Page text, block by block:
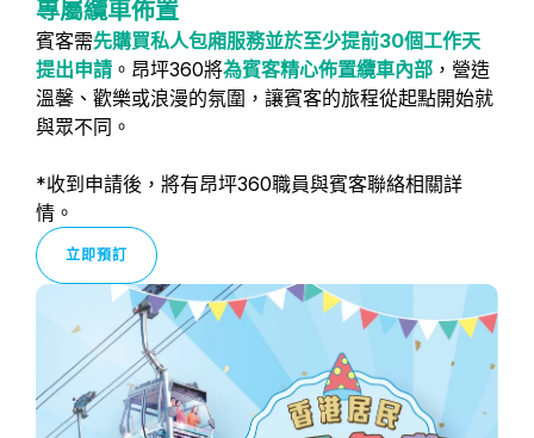
專屬纜車佈置
賓客需先購買私人包廂服務並於至少提前30個工作天
提出申請 。昂坪360將為賓客精心佈置纜車內部 ，營造
溫馨、歡樂或浪漫的氛圍，讓賓客的旅程從起點開始就
與眾不同。
*收到申請後，將有昂坪360職員與賓客聯絡相關詳
情。
立即預訂